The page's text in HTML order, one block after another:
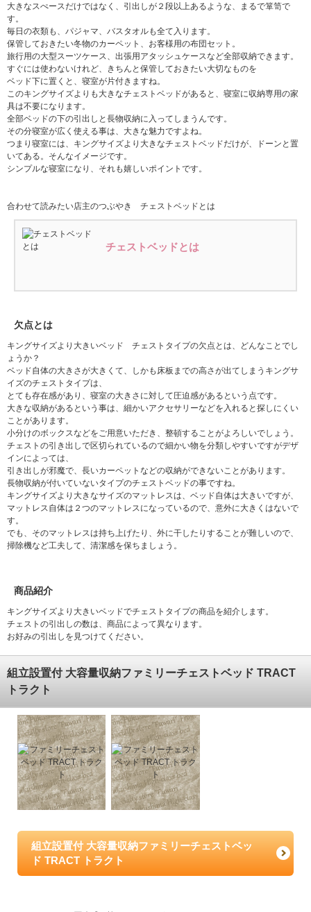
大きなスぺースだけではなく、引出しが２段以上あるような、まるで箪笥で
す。
毎日の衣類も、パジャマ、バスタオルも全て入ります。
保管しておきたい冬物のカーペット、お客様用の布団セット。
旅行用の大型スーツケース、出張用アタッシュケースなど全部収納できます。
すぐには使わないけれど、きちんと保管しておきたい大切なものを
ベッド下に置くと、寝室が片付きますね。
このキングサイズよりも大きなチェストベッドがあると、寝室に収納専用の家
具は不要になります。
全部ベッドの下の引出しと長物収納に入ってしまうんです。
その分寝室が広く使える事は、大きな魅力ですよね。
つまり寝室には、キングサイズより大きなチェストベッドだけが、ドーンと置
いてある。そんなイメージです。
シンプルな寝室になり、それも嬉しいポイントです。
合わせて読みたい店主のつぶやき チェストベッドとは
チェストベッドとは
欠点とは
キングサイズより大きいベッド チェストタイプの欠点とは、どんなことでし
ょうか？
ベッド自体の大きさが大きくて、しかも床板までの高さが出てしまうキングサ
イズのチェストタイプは、
とても存在感があり、寝室の大きさに対して圧迫感があるという点です。
大きな収納があるという事は、細かいアクセサリーなどを入れると探しにくい
ことがあります。
小分けのボックスなどをご用意いただき、整頓することがよろしいでしょう。
チェストの引き出しで区切られているので細かい物を分類しやすいですがデザ
インによっては、
引き出しが邪魔で、長いカーペットなどの収納ができないことがあります。
長物収納が付いていないタイプのチェストベッドの事ですね。
キングサイズより大きなサイズのマットレスは、ベッド自体は大きいですが、
マットレス自体は２つのマットレスになっているので、意外に大きくはないで
す。
でも、そのマットレスは持ち上げたり、外に干したりすることが難しいので、
掃除機など工夫して、清潔感を保ちましょう。
商品紹介
キングサイズより大きいベッドでチェストタイプの商品を紹介します。
チェストの引出しの数は、商品によって異なります。
お好みの引出しを見つけてください。
組立設置付 大容量収納ファミリーチェストベッド TRACT
トラクト
組立設置付 大容量収納ファミリーチェストベッ
ド TRACT トラクト